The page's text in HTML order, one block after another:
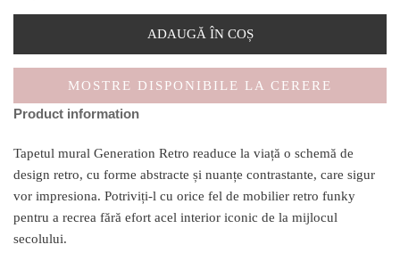
ADAUGĂ ÎN COȘ
MOSTRE DISPONIBILE LA CERERE
Product information
Tapetul mural Generation Retro readuce la viață o schemă de
design retro, cu forme abstracte și nuanțe contrastante, care sigur
vor impresiona. Potriviți-l cu orice fel de mobilier retro funky
pentru a recrea fără efort acel interior iconic de la mijlocul
secolului.